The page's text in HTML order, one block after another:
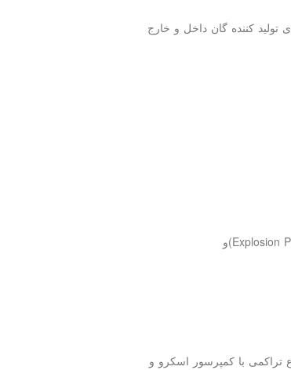
کننده گان داخل و خارج
(Explosionو
تراکمی با کمپرسور اسکرو و